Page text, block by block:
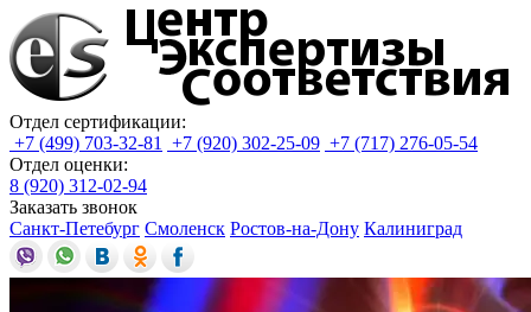
Отдел сертификации:
+7 (499) 703-32-81
+7 (920) 302-25-09 +7 (717) 276-05-54
Отдел оценки:
8 (920) 312-02-94
Заказать звонок
Санкт-Петебург Смоленск Ростов-на-Дону Калиниград